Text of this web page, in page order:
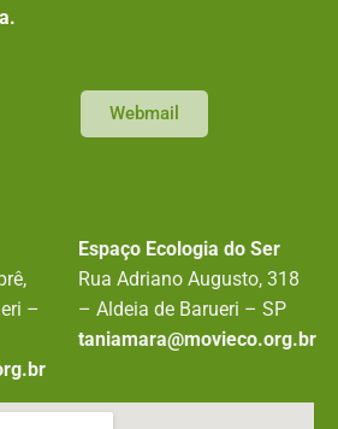
Webmail
–
Espaço Ecologia do Ser
Rua Adriano Augusto, 318
– Aldeia de Barueri – SP
taniamara@movieco.org.br